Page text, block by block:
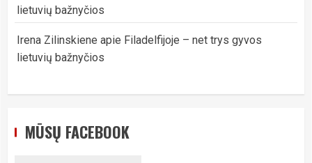
lietuvių bažnyčios
Irena Zilinskiene apie Filadelfijoje – net trys gyvos
lietuvių bažnyčios
MŪSŲ FACEBOOK